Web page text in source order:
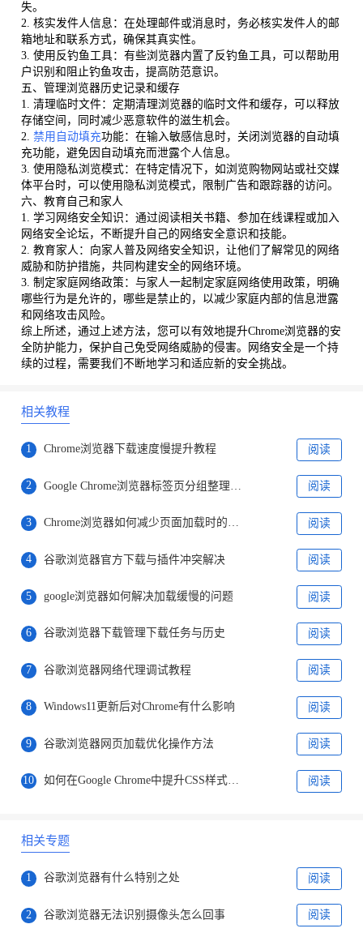
失。
2. 核实发件人信息：在处理邮件或消息时，务必核实发件人的邮
箱地址和联系方式，确保其真实性。
3. 使用反钓鱼工具：有些浏览器内置了反钓鱼工具，可以帮助用
户识别和阻止钓鱼攻击，提高防范意识。
五、管理浏览器历史记录和缓存
1. 清理临时文件：定期清理浏览器的临时文件和缓存，可以释放
存储空间，同时减少恶意软件的滋生机会。
2. 禁用自动填充功能：在输入敏感信息时，关闭浏览器的自动填
充功能，避免因自动填充而泄露个人信息。
3. 使用隐私浏览模式：在特定情况下，如浏览购物网站或社交媒
体平台时，可以使用隐私浏览模式，限制广告和跟踪器的访问。
六、教育自己和家人
1. 学习网络安全知识：通过阅读相关书籍、参加在线课程或加入
网络安全论坛，不断提升自己的网络安全意识和技能。
2. 教育家人：向家人普及网络安全知识，让他们了解常见的网络
威胁和防护措施，共同构建安全的网络环境。
3. 制定家庭网络政策：与家人一起制定家庭网络使用政策，明确
哪些行为是允许的，哪些是禁止的，以减少家庭内部的信息泄露
和网络攻击风险。
综上所述，通过上述方法，您可以有效地提升Chrome浏览器的安
全防护能力，保护自己免受网络威胁的侵害。网络安全是一个持
续的过程，需要我们不断地学习和适应新的安全挑战。
相关教程
1 Chrome浏览器下载速度慢提升教程 阅读
2 阅读
3 Chrome浏览器如何减少页面加载时的卡顿 阅读
4 谷歌浏览器官方下载与插件冲突解决 阅读
5 google浏览器如何解决加载缓慢的问题 阅读
6 谷歌浏览器下载管理下载任务与历史 阅读
7 谷歌浏览器网络代理调试教程 阅读
8 Windows11更新后对Chrome有什么影响 阅读
9 谷歌浏览器网页加载优化操作方法 阅读
10 如何在Google Chrome中提升CSS样式的加载效果 阅读
相关专题
1 谷歌浏览器有什么特别之处 阅读
2 谷歌浏览器无法识别摄像头怎么回事 阅读